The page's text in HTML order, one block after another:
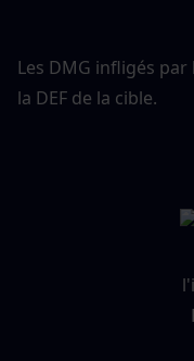
Les DMG infligés
la DEF de la cible.